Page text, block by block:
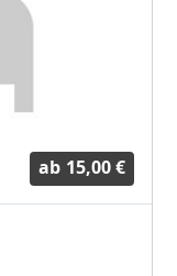
ab 15,00 €